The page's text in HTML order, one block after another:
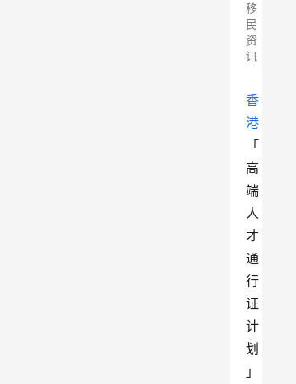
移
民
资
讯
香
港
「
高
端
人
才
通
行
证
计
划
」